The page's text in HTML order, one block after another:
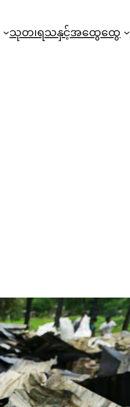
သုတ၊ရသနှင့်အထွေထွေ